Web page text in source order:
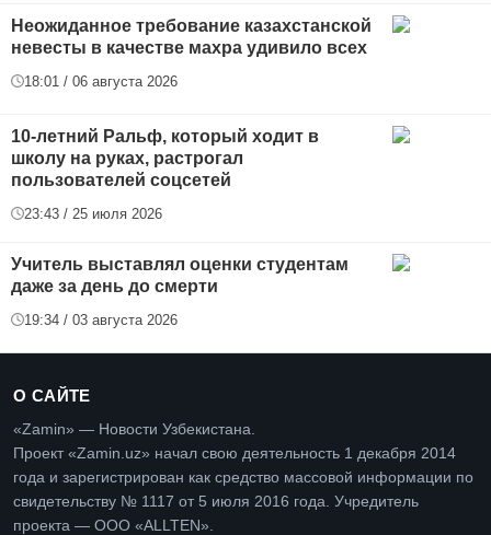
Неожиданное требование казахстанской
невесты в качестве махра удивило всех
18:01 / 06 августа 2026
10-летний Ральф, который ходит в
школу на руках, растрогал
пользователей соцсетей
23:43 / 25 июля 2026
Учитель выставлял оценки студентам
даже за день до смерти
19:34 / 03 августа 2026
О САЙТЕ
«Zamin» — Новости Узбекистана.
Проект «Zamin.uz» начал свою деятельность 1 декабря 2014
года и зарегистрирован как средство массовой информации по
свидетельству № 1117 от 5 июля 2016 года. Учредитель
проекта — ООО «ALLTEN».